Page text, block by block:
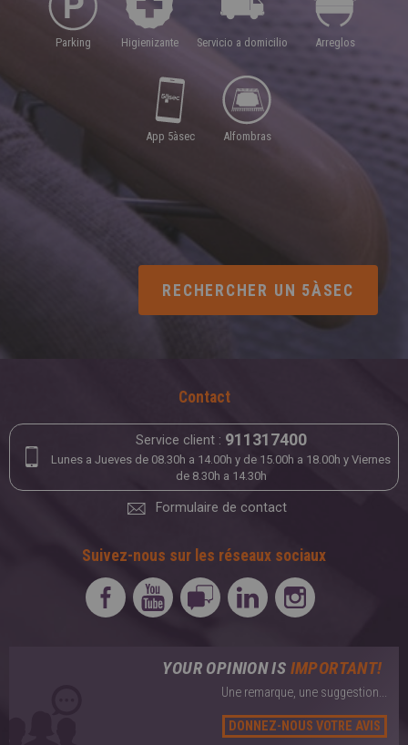
parking higienizante servicio a domicilio arreglos
app 5àsec alfombras
Contact
Service client : 911317400
Lunes a Jueves de 08.30h a 14.00h y de 15.00h a 18.00h y Viernes
de 8.30h a 14.30h
Formulaire de contact
Suivez-nous sur les réseaux sociaux
YOUR OPINION IS IMPORTANT!
Une remarque, une suggestion...
DONNEZ-NOUS VOTRE AVIS